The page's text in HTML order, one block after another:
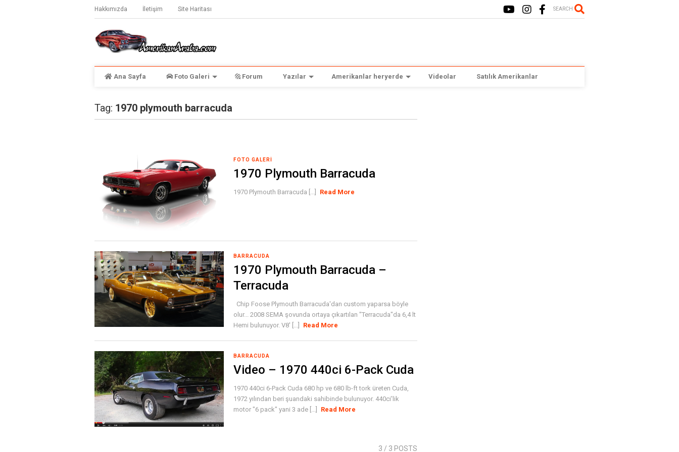
Hakkımızda İletişim Site Haritası SEARCH
Ana Sayfa Foto Galeri Forum Yazılar Amerikanlar heryerde Videolar Satılık Amerikanlar
Tag: 1970 plymouth barracuda
FOTO GALERI
1970 Plymouth Barracuda
1970 Plymouth Barracuda [...] Read More
BARRACUDA
1970 Plymouth Barracuda –
Terracuda
Chip Foose Plymouth Barracuda'dan custom yaparsa böyle
olur... 2008 SEMA şovunda ortaya çıkartılan "Terracuda"da 6,4 lt
Hemi bulunuyor. V8' [...]
Read More
BARRACUDA
Video – 1970 440ci 6-Pack Cuda
1970 440ci 6-Pack Cuda 680 hp ve 680 lb-ft tork üreten Cuda,
1972 yılından beri şuandaki sahibinde bulunuyor. 440ci'lik
motor "6 pack" yani 3 ade [...]
Read More
3 / 3 POSTS